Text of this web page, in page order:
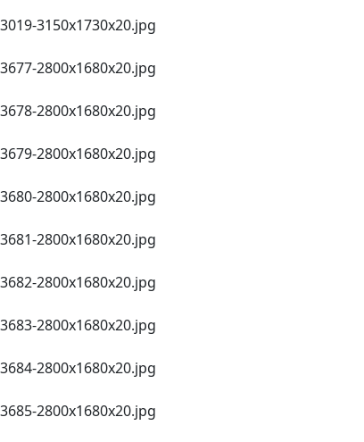
3019-3150х1730х20.jpg
3677-2800х1680х20.jpg
3678-2800х1680х20.jpg
3679-2800х1680х20.jpg
3680-2800х1680х20.jpg
3681-2800х1680х20.jpg
3682-2800х1680х20.jpg
3683-2800х1680х20.jpg
3684-2800х1680х20.jpg
3685-2800х1680х20.jpg